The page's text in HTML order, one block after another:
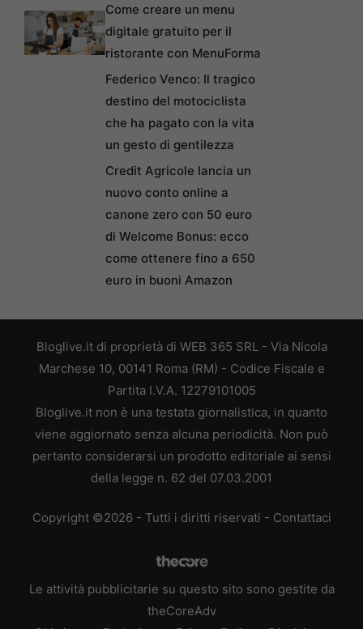
Come creare un menu
digitale gratuito per il
ristorante con MenuForma
Federico Venco: Il tragico
destino del motociclista
che ha pagato con la vita
un gesto di gentilezza
Credit Agricole lancia un
nuovo conto online a
canone zero con 50 euro
di Welcome Bonus: ecco
come ottenere fino a 650
euro in buoni Amazon
Bloglive.it di proprietà di WEB 365 SRL - Via Nicola
Marchese 10, 00141 Roma (RM) - Codice Fiscale e
Partita I.V.A. 12279101005
Bloglive.it non è una testata giornalistica, in quanto
viene aggiornato senza alcuna periodicità. Non può
pertanto considerarsi un prodotto editoriale ai sensi
della legge n. 62 del 07.03.2001
Copyright ©2026 - Tutti i diritti riservati - Contattaci
Le attività pubblicitarie su questo sito sono gestite da
theCoreAdv